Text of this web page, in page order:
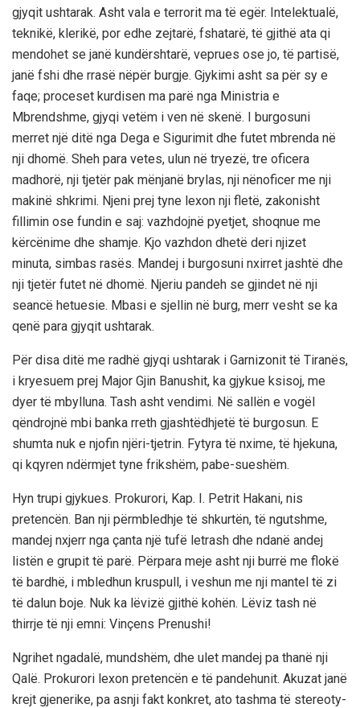
gjyqit ushtarak. Asht vala e terrorit ma të egër. Intelektualë,
teknikë, klerikë, por edhe zejtarë, fshatarë, të gjithë ata qi
mendohet se janë kundërshtarë, veprues ose jo, të partisë,
janë fshi dhe rrasë nëpër burgje. Gjykimi asht sa për sy e
faqe; proceset kurdisen ma parë nga Ministria e
Mbrendshme, gjyqi vetëm i ven në skenë. I burgosuni
merret një ditë nga Dega e Sigurimit dhe futet mbrenda në
nji dhomë. Sheh para vetes, ulun në tryezë, tre oficera
madhorë, nji tjetër pak mënjanë brylas, nji nënoficer me nji
makinë shkrimi. Njeni prej tyne lexon nji fletë, zakonisht
fillimin ose fundin e saj: vazhdojnë pyetjet, shoqnue me
kërcënime dhe shamje. Kjo vazhdon dhetë deri njizet
minuta, simbas rasës. Mandej i burgosuni nxirret jashtë dhe
nji tjetër futet në dhomë. Njeriu pandeh se gjindet në nji
seancë hetuesie. Mbasi e sjellin në burg, merr vesht se ka
qenë para gjyqit ushtarak.
Për disa ditë me radhë gjyqi ushtarak i Garnizonit të Tiranës,
i kryesuem prej Major Gjin Banushit, ka gjykue ksisoj, me
dyer të mbylluna. Tash asht vendimi. Në sallën e vogël
qëndrojnë mbi banka rreth gjashtëdhjetë të burgosun. E
shumta nuk e njofin njëri-tjetrin. Fytyra të nxime, të hjekuna,
qi kqyren ndërmjet tyne frikshëm, pabe-sueshëm.
Hyn trupi gjykues. Prokurori, Kap. I. Petrit Hakani, nis
pretencën. Ban nji përmbledhje të shkurtën, të ngutshme,
mandej nxjerr nga çanta një tufë letrash dhe ndanë andej
listën e grupit të parë. Përpara meje asht nji burrë me flokë
të bardhë, i mbledhun kruspull, i veshun me nji mantel të zi
të dalun boje. Nuk ka lëvizë gjithë kohën. Lëviz tash në
thirrje të nji emni: Vinçens Prenushi!
Ngrihet ngadalë, mundshëm, dhe ulet mandej pa thanë nji
Qalë. Prokurori lexon pretencën e të pandehunit. Akuzat janë
krejt gjenerike, pa asnji fakt konkret, ato tashma të stereoty-